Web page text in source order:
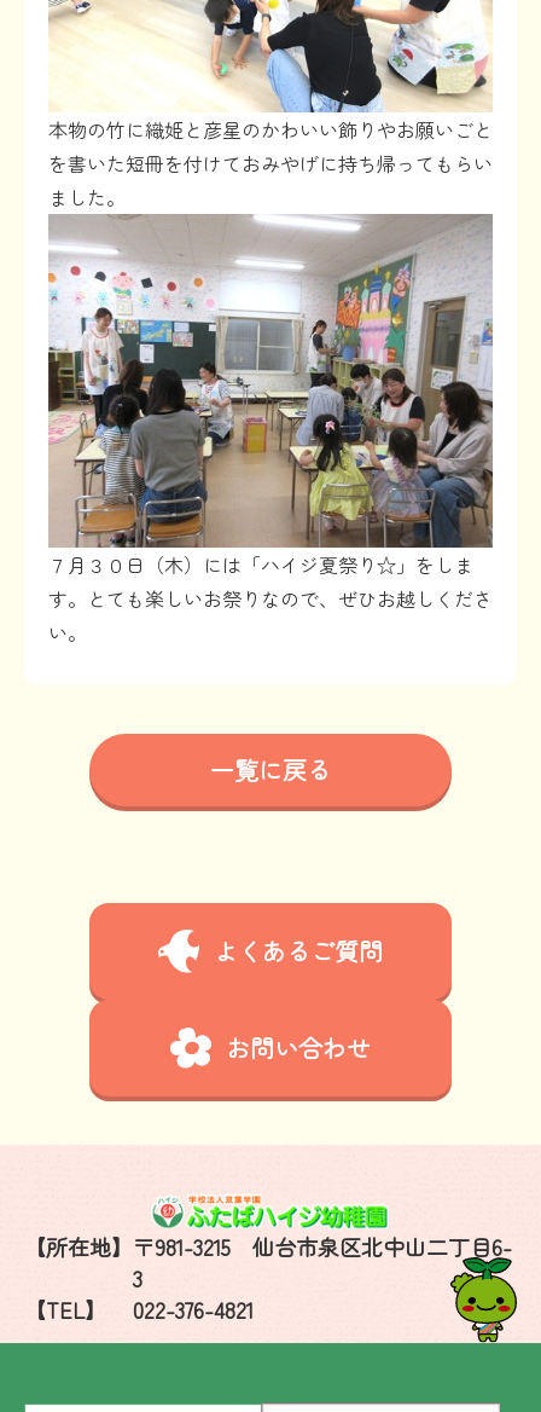
本物の竹に織姫と彦星のかわいい飾りやお願いごと
を書いた短冊を付けておみやげに持ち帰ってもらい
ました。
７月３０日（木）には「ハイジ夏祭り☆」をしま
す。とても楽しいお祭りなので、ぜひお越しくださ
い。
一覧に戻る
よくあるご質問
お問い合わせ
【所在地】 〒981-3215 仙台市泉区北中山二丁目6-
3
【TEL】
022-376-4821